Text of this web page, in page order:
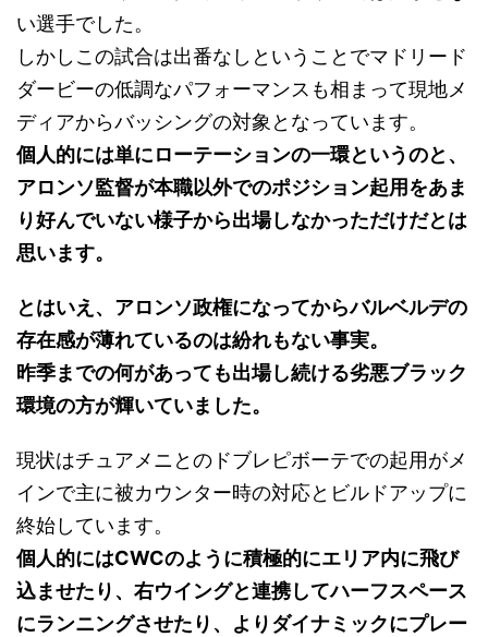
い選手でした。
しかしこの試合は出番なしということでマドリード
ダービーの低調なパフォーマンスも相まって現地メ
ディアからバッシングの対象となっています。
個人的には単にローテーションの一環というのと、
アロンソ監督が本職以外でのポジション起用をあま
り好んでいない様子から出場しなかっただけだとは
思います。
とはいえ、アロンソ政権になってからバルベルデの
存在感が薄れているのは紛れもない事実。
昨季までの何があっても出場し続ける劣悪ブラック
環境の方が輝いていました。
現状はチュアメニとのドブレピボーテでの起用がメ
インで主に被カウンター時の対応とビルドアップに
終始しています。
個人的にはCWCのように積極的にエリア内に飛び
込ませたり、右ウイングと連携してハーフスペース
にランニングさせたり、よりダイナミックにプレー